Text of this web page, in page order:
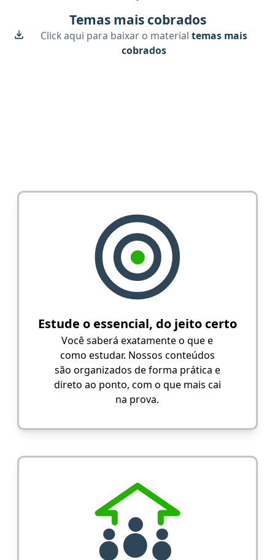
Temas mais cobrados
Click aqui para baixar o material temas mais
cobrados
Estude o essencial, do jeito certo
Você saberá exatamente o que e
como estudar. Nossos conteúdos
são organizados de forma prática e
direto ao ponto, com o que mais cai
na prova.